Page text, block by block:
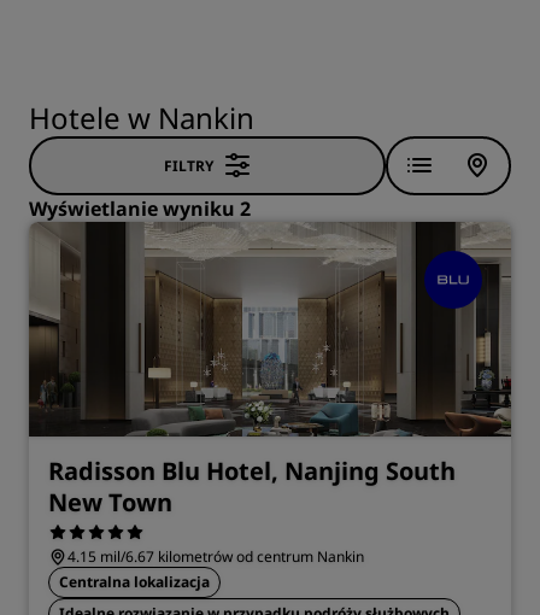
Hotele w Nankin
FILTRY
Wyświetlanie wyniku 2
Radisson Blu Hotel, Nanjing South
New Town
4.15 mil/6.67 kilometrów od centrum Nankin
Centralna lokalizacja